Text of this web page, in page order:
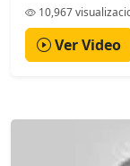
10,967
Ver Video